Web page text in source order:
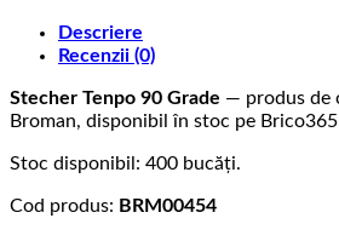
Descriere
Recenzii (0)
Stecher Tenpo 90 Grade — produs de
Broman, disponibil în stoc pe
Stoc disponibil: 400 bucăți.
Cod produs: BRM00454